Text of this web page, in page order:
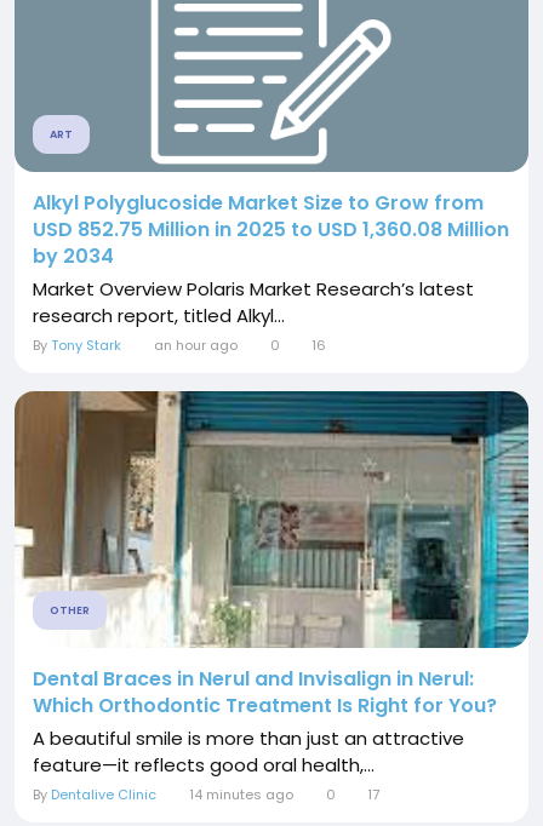
ART
Alkyl Polyglucoside Market Size to Grow from
USD 852.75 Million in 2025 to USD 1,360.08 Million
by 2034
Market Overview Polaris Market Research’s latest
research report, titled Alkyl...
ByTony Stark an hour ago 0 16
OTHER
Dental Braces in Nerul and Invisalign in Nerul:
Which Orthodontic Treatment Is Right for You?
A beautiful smile is more than just an attractive
feature—it reflects good oral health,...
By Dentalive Clinic 14 minutes ago 0 17